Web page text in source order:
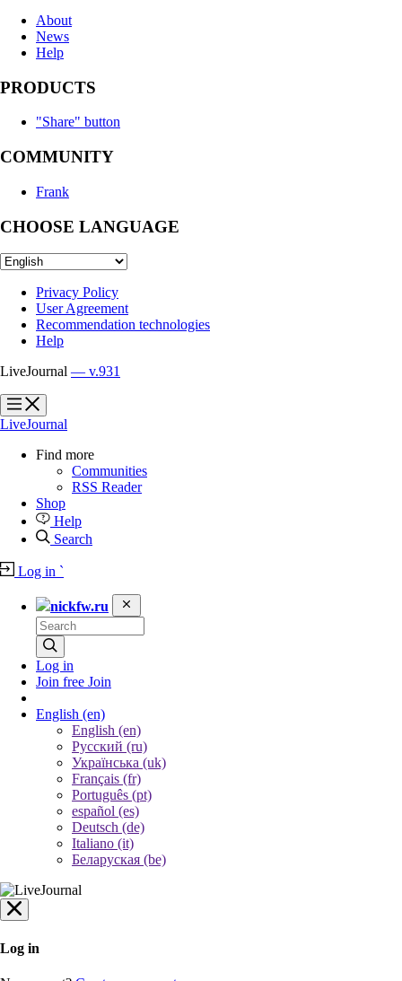
About
News
Help
PRODUCTS
"Share" button
COMMUNITY
Frank
CHOOSE LANGUAGE
Privacy Policy
User Agreement
Recommendation technologies
Help
LiveJournal — v.931
?
?
LiveJournal
Find more
Communities
RSS Reader
Shop
Help
Search
Log in `
nickfw.ru
Log in
Join free Join
English (en)
English (en)
Русский (ru)
Українська (uk)
Français (fr)
Português (pt)
español (es)
Deutsch (de)
Italiano (it)
Беларуская (be)
Log in